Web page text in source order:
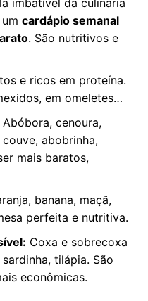
imbatível da culinária
cardápio semanal
. São nutritivos e
e ricos em proteína.
em omeletes…
Abóbora, cenoura,
abobrinha,
mais baratos,
banana, maçã,
perfeita e nutritiva.
Coxa e sobrecoxa
tilápia. São
econômicas.